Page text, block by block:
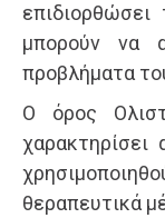
μπορούν να
προβλήματα
Ο όρος
θεραπευτικά